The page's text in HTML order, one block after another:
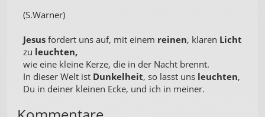
(S.Warner)
Jesus fordert uns auf, mit einem reinen, klaren Licht
zu leuchten,
wie eine kleine Kerze, die in der Nacht brennt.
In dieser Welt ist Dunkelheit, so lasst uns leuchten,
Du in deiner kleinen Ecke, und ich in meiner.